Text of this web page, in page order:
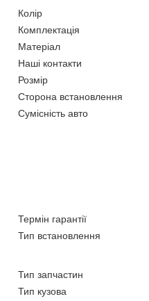
Колір
Комплектація
Матеріал
Наші контакти
Розмір
Сторона встановлення
Сумісність авто
Термін гарантії
Тип встановлення
Тип запчастин
Тип кузова